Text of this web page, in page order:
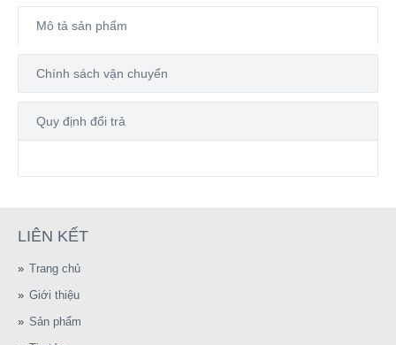
Mô tả sản phẩm
Chính sách vận chuyển
Quy định đổi trả
LIÊN KẾT
Trang chủ
Giới thiệu
Sản phẩm